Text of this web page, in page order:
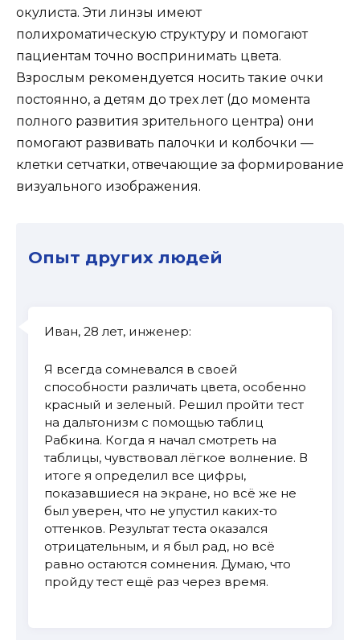
окулиста. Эти линзы имеют
полихроматическую структуру и помогают
пациентам точно воспринимать цвета.
Взрослым рекомендуется носить такие очки
постоянно, а детям до трех лет (до момента
полного развития зрительного центра) они
помогают развивать палочки и колбочки —
клетки сетчатки, отвечающие за формирование
визуального изображения.
Опыт других людей
Иван, 28 лет, инженер:
Я всегда сомневался в своей
способности различать цвета, особенно
красный и зеленый. Решил пройти тест
на дальтонизм с помощью таблиц
Рабкина. Когда я начал смотреть на
таблицы, чувствовал лёгкое волнение. В
итоге я определил все цифры,
показавшиеся на экране, но всё же не
был уверен, что не упустил каких-то
оттенков. Результат теста оказался
отрицательным, и я был рад, но всё
равно остаются сомнения. Думаю, что
пройду тест ещё раз через время.